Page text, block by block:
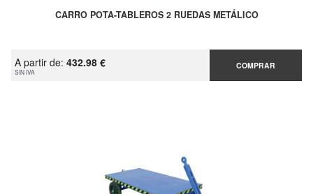
CARRO POTA-TABLEROS 2 RUEDAS METÁLICO
A partir de: 432.98 €
SIN IVA
COMPRAR